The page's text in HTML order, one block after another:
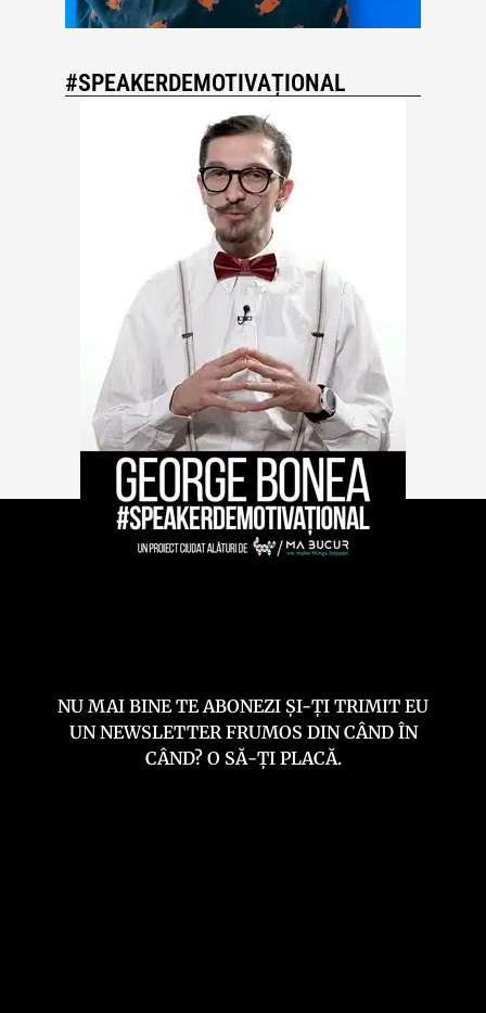
#SPEAKERDEMOTIVAȚIONAL
NU MAI BINE TE ABONEZI ȘI-ȚI TRIMIT EU
UN NEWSLETTER FRUMOS DIN CÂND ÎN
CÂND? O SĂ-ȚI PLACĂ.